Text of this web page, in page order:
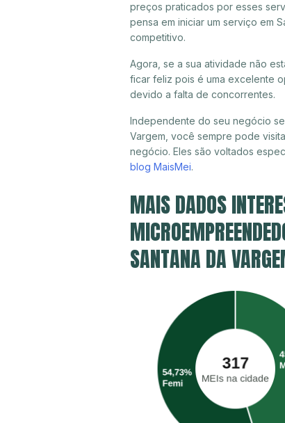
preços praticados por esses
pensa em iniciar um serviço em
competitivo.
Agora, se a sua atividade não
ficar feliz pois é uma excelente
devido a falta de concorrentes.
Independente do seu negócio
Vargem, você sempre pode
negócio. Eles são voltados
blog MaisMei.
MAIS DADOS
SANTANA DA